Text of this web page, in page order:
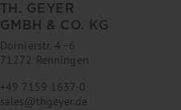
TH. GEYER
GMBH & CO. KG
Dornierstr. 4–6
71272 Renningen
+49 7159 1637-0
sales@thgeyer.de